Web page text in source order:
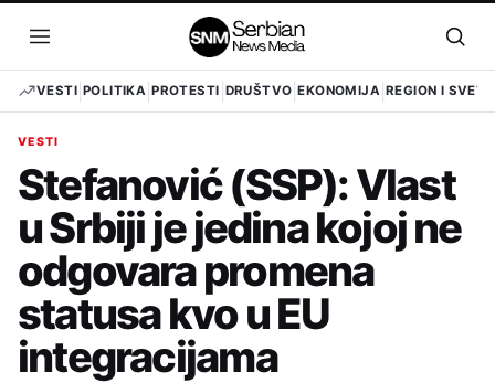
sadržaj
Otvori
meni
VESTI POLITIKA PROTESTI DRUŠTVO EKONOMIJA REGION I SVET
VESTI
Stefanović (SSP): Vlast
u Srbiji je jedina kojoj ne
odgovara promena
statusa kvo u EU
integracijama